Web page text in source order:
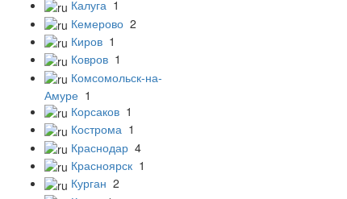
Калуга 1
Кемерово 2
Киров 1
Ковров 1
Комсомольск-на-
Амуре 1
Корсаков 1
Кострома 1
Краснодар 4
Красноярск 1
Курган 2